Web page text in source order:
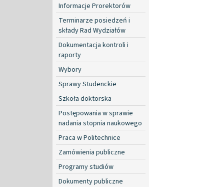
Informacje Prorektorów
Terminarze posiedzeń i
składy Rad Wydziałów
Dokumentacja kontroli i
raporty
Wybory
Sprawy Studenckie
Szkoła doktorska
Postępowania w sprawie
nadania stopnia naukowego
Praca w Politechnice
Zamówienia publiczne
Programy studiów
Dokumenty publiczne